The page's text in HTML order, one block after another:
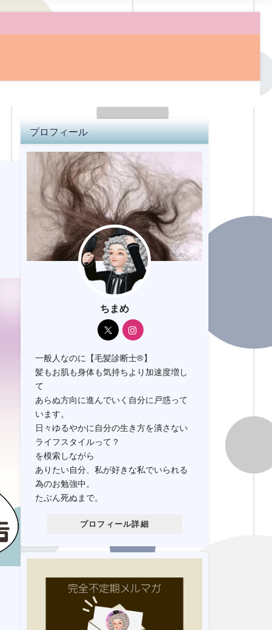
プロフィール
ちまめ
一般人なのに【毛髪診断士®】
髪もお肌も身体も気持ちより加速度増し
て
あらぬ方向に進んでいく自分に戸惑って
います。
日々ゆるやかに自分の生き方を潰さない
ライフスタイルって？
を模索しながら
ありたい自分、私が好きな私でいられる
為のお勉強中。
たぶん死ぬまで。
プロフィール詳細